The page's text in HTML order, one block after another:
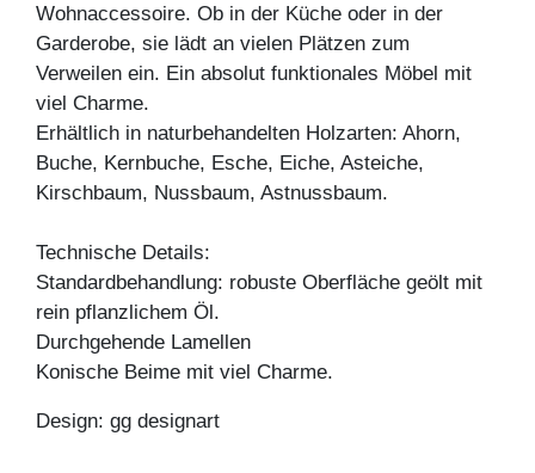
Wohnaccessoire. Ob in der Küche oder in der
Garderobe, sie lädt an vielen Plätzen zum
Verweilen ein. Ein absolut funktionales Möbel mit
viel Charme.
Erhältlich in naturbehandelten Holzarten: Ahorn,
Buche, Kernbuche, Esche, Eiche, Asteiche,
Kirschbaum, Nussbaum, Astnussbaum.
Technische Details:
Standardbehandlung: robuste Oberfläche geölt mit
rein pflanzlichem Öl.
Durchgehende Lamellen
Konische Beime mit viel Charme.
Design: gg designart